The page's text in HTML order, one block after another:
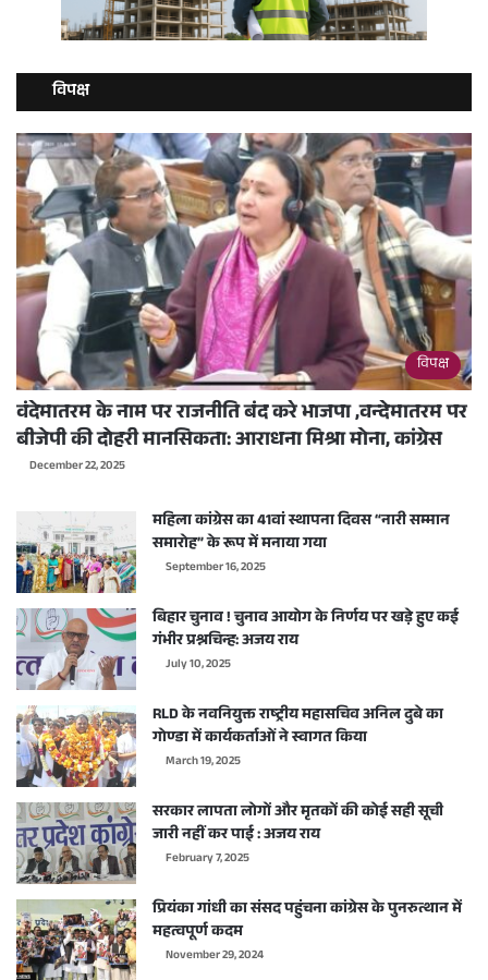
विपक्ष
विपक्ष
वंदेमातरम के नाम पर राजनीति बंद करे भाजपा ,वन्देमातरम पर
बीजेपी की दोहरी मानसिकता: आराधना मिश्रा मोना, कांग्रेस
December 22, 2025
महिला कांग्रेस का 41वां स्थापना दिवस “नारी सम्मान
समारोह” के रूप में मनाया गया
September 16, 2025
बिहार चुनाव ! चुनाव आयोग के निर्णय पर खड़े हुए कई
गंभीर प्रश्नचिन्ह: अजय राय
July 10, 2025
RLD के नवनियुक्त राष्ट्रीय महासचिव अनिल दुबे का
गोण्डा में कार्यकर्ताओं ने स्वागत किया
March 19, 2025
सरकार लापता लोगों और मृतकों की कोई सही सूची
जारी नहीं कर पाई : अजय राय
February 7, 2025
प्रियंका गांधी का संसद पहुंचना कांग्रेस के पुनरुत्थान में
महत्वपूर्ण कदम
November 29, 2024